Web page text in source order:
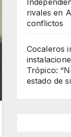
rivales en
conflictos
Cocaleros
Trópico:
estado de